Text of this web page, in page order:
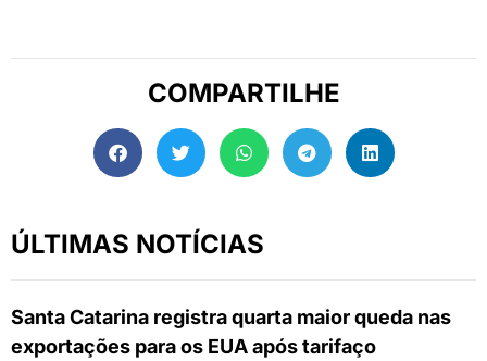
COMPARTILHE
ÚLTIMAS NOTÍCIAS
Santa Catarina registra quarta maior queda nas
exportações para os EUA após tarifaço